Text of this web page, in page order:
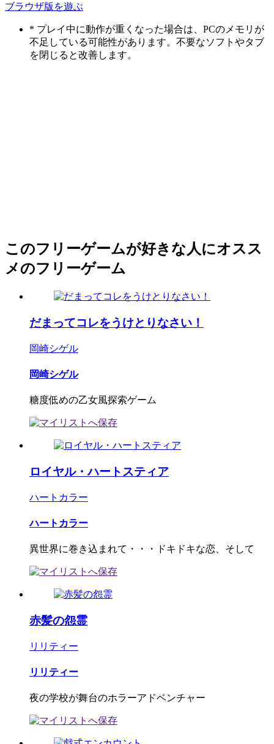
ブラウザ版を遊ぶ
* プレイ中に動作が重くなった場合は、PCのメモリが
不足している可能性があります。不要なソフトやタブ
を閉じると改善します。
このフリーゲームが好きな人にオスス
メのフリーゲーム
だまってコレをうけとりなさい！
岡崎シゲル
岡崎シゲル
糖度低めの乙女風探索ゲーム
ロイヤル・ハートスティア
ハートカラー
ハートカラー
異世界に巻き込まれて・・・ドキドキな恋、そして
赤髪の怨霊
リリティー
リリティー
夜の学校が舞台のホラーアドベンチャー